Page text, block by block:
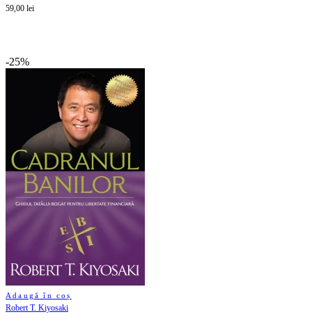
59,00 lei
-25%
Adaugă în coș
Robert T. Kiyosaki